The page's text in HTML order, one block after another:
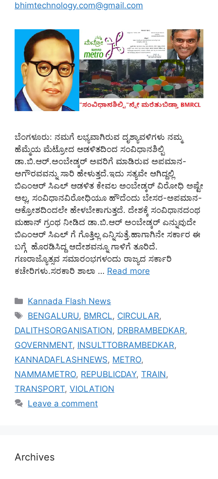
bhimtechnology.com@gmail.com
ಬೆಂಗಳೂರು: ನಮಗೆ ಲಭ್ಯವಾಗಿರುವ ದೃಶ್ಯಾವಳಿಗಳು ನಮ್ಮ
ಹೆಮ್ಮೆಯ ಮೆಟ್ರೋದ ಆಡಳಿತದಿಂದ ಸಂವಿಧಾನಶಿಲ್ಪಿ
ಡಾ.ಬಿ.ಆರ್.ಅಂಬೇಡ್ಕರ್ ಅವರಿಗೆ ಮಾಡಿರುವ ಅಪಮಾನ-
ಅಗೌರವವನ್ನು ಸಾರಿ ಹೇಳುತ್ತದೆ.ಇದು ಸತ್ಯವೇ ಆಗಿದ್ದಲ್ಲಿ
ಬಿಎಂಆರ್ ಸಿಎಲ್ ಆಡಳಿತ ಕೇವಲ ಅಂಬೇಡ್ಕರ್ ವಿರೋಧಿ ಅಷ್ಟೇ
ಅಲ್ಲ, ಸಂವಿಧಾನವಿರೋಧಿಯೂ ಹೌದೆಂದು ಬೇಸರ-ಅಪಮಾನ-
ಆಕ್ರೋಶದಿಂದಲೇ ಹೇಳಬೇಕಾಗುತ್ತದೆ. ದೇಶಕ್ಕೆ ಸಂವಿಧಾನದಂಥ
ಮಹಾನ್ ಗ್ರಂಥ ನೀಡಿದ ಡಾ.ಬಿ.ಆರ್ ಅಂಬೇಡ್ಕರ್ ಎನ್ನುವುದೇ
ಬಿಎಂಆರ್ ಸಿಎಲ್ ಗೆ ಗೊತ್ತಿಲ್ಲ ಎನ್ನಿಸುತ್ತೆ.ಹಾಗಾಗಿನೇ ಸರ್ಕಾರ ಈ
ಬಗ್ಗೆ ಹೊರಡಿಸಿದ್ದ ಆದೇಶವನ್ನೂ ಗಾಳಿಗೆ ತೂರಿದೆ.
ಗಣರಾಜ್ಯೊತ್ಸವ ಸಮಾರಂಭಗಳಂದು ರಾಜ್ಯದ ಸರ್ಕಾರಿ
ಕಚೇರಿಗಳು.ಸರಕಾರಿ ಶಾಲಾ … Read more
Categories
Kannada Flash News
Tags
BENGALURU, BMRCL, CIRCULAR,
DALITHSORGANISATION, DRBRAMBEDKAR,
GOVERNMENT, INSULTTOBRAMBEDKAR,
KANNADAFLASHNEWS, METRO,
NAMMAMETRO, REPUBLICDAY, TRAIN,
TRANSPORT, VIOLATION
Leave a comment
Archives